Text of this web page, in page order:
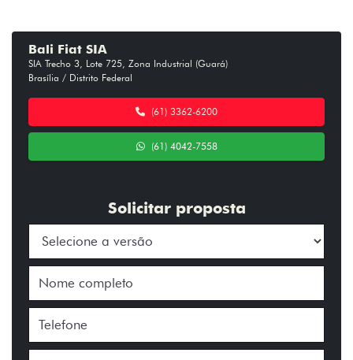
Bali Fiat SIA
SIA Trecho 3, Lote 725, Zona Industrial (Guará)
Brasília / Distrito Federal
(61) 3362-6200
(61) 4042-7558
Solicitar proposta